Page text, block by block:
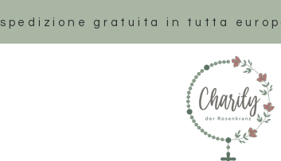
spedizione gratuita in tutta